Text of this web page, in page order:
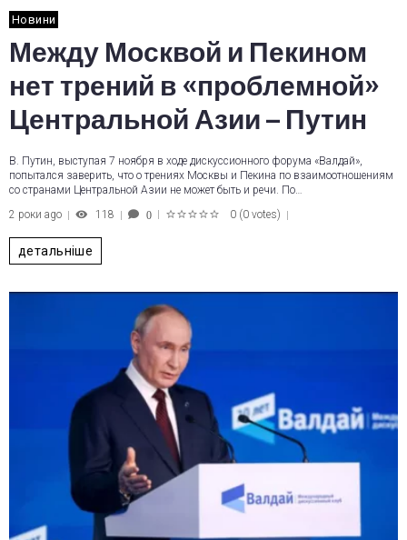
Новини
Между Москвой и Пекином
нет трений в «проблемной»
Центральной Азии – Путин
В. Путин, выступая 7 ноября в ходе дискуссионного форума «Валдай»,
попытался заверить, что о трениях Москвы и Пекина по взаимоотношениям
со странами Центральной Азии не может быть и речи. По…
2 роки ago
118 0 0 (0 votes)
детальніше